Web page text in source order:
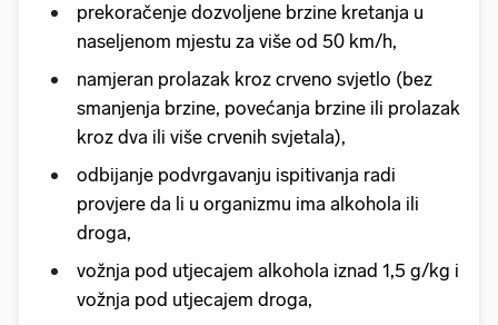
prekoračenje dozvoljene brzine kretanja u
naseljenom mjestu za više od 50 km/h,
namjeran prolazak kroz crveno svjetlo (bez
smanjenja brzine, povećanja brzine ili prolazak
kroz dva ili više crvenih svjetala),
odbijanje podvrgavanju ispitivanja radi
provjere da li u organizmu ima alkohola ili
droga,
vožnja pod utjecajem alkohola iznad 1,5 g/kg i
vožnja pod utjecajem droga,